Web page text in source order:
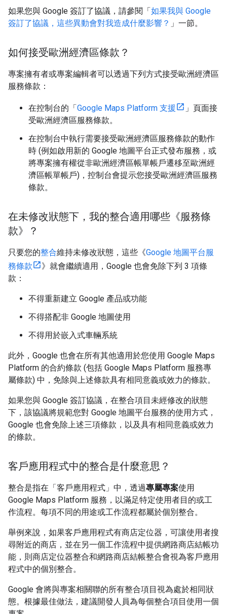
如果您與 Google 簽訂了協議，請參閱「如果我與 Google
簽訂了協議，這些異動會對我造成什麼影響？ 」一節。
如何接受歐洲經濟區條款？
專案擁有者或專案編輯者可以透過下列方式接受歐洲經濟區
服務條款：
在控制台的「Google Maps Platform 支援
」頁面接
受歐洲經濟區服務條款。
在控制台中執行需要接受歐洲經濟區服務條款的動作
時 (例如啟用新的 Google 地圖平台正式發布服務，或
將專案擁有權從非歐洲經濟區帳單帳戶遷移至歐洲經
濟區帳單帳戶)，控制台會提示您接受歐洲經濟區服務
條款。
在未修改狀態下，我的整合適用哪些《服務條
款》？
只要您的整合維持未修改狀態，這些《Google 地圖平台服
務條款
》就會繼續適用，Google 也會免除下列 3 項條
款：
不得重新建立 Google 產品或功能
不得搭配非 Google 地圖使用
不得用於嵌入式車輛系統
此外，Google 也會在所有其他適用於您使用 Google Maps
Platform 的合約條款 (包括 Google Maps Platform 服務專
屬條款) 中，免除與上述條款具有相同意義或效力的條款。
如果您與 Google 簽訂協議，在整合項目未經修改的狀態
下，該協議將規範您對 Google 地圖平台服務的使用方式，
Google 也會免除上述三項條款，以及具有相同意義或效力
的條款。
客戶應用程式中的整合是什麼意思？
整合是指在「客戶應用程式」中，透過專屬專案使用
Google Maps Platform 服務，以滿足特定使用者目的或工
作流程。每項不同的用途或工作流程都屬於個別整合。
舉例來說，如果客戶應用程式有商店定位器，可讓使用者搜
尋附近的商店，並在另一個工作流程中提供網路商店結帳功
能，則商店定位器整合和網路商店結帳整合會視為客戶應用
程式中的個別整合。
Google 會將與專案相關聯的所有整合項目視為處於相同狀
態。根據最佳做法，建議開發人員為每個整合項目使用一個